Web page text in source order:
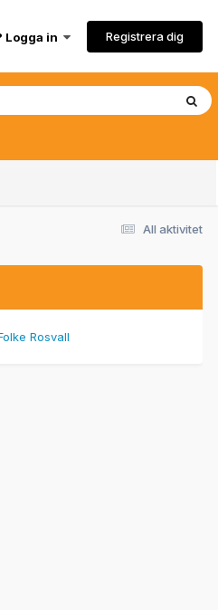
Logga in Registrera dig
All aktivitet
Rosvall